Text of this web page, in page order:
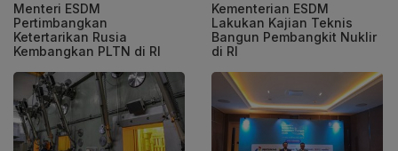
Menteri ESDM
Pertimbangkan
Ketertarikan Rusia
Kembangkan PLTN di RI
Kementerian ESDM
Lakukan Kajian Teknis
Bangun Pembangkit Nuklir
di RI